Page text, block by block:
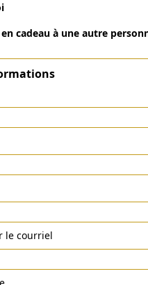
cadeau à une autre
le courriel